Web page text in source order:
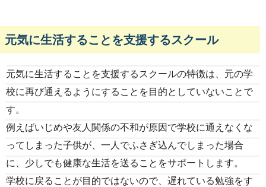
元気に生活することを支援するスクール
元気に生活することを支援するスクールの特徴は、元の学
校に再び通えるようにすることを目的としていないことで
す。
例えばいじめや友人関係の不和が原因で学校に通えなくな
ってしまった子供が、一人でふさぎ込んでしまった場合
に、少しでも健康な生活を送ることをサポートします。
学校に戻ることが目的ではないので、遅れている勉強をす